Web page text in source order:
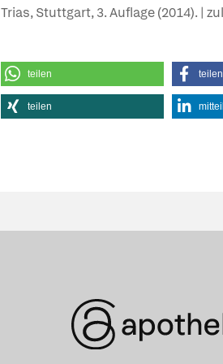
Trias, Stuttgart, 3. Auflage (2014). |
teilen teilen
teilen